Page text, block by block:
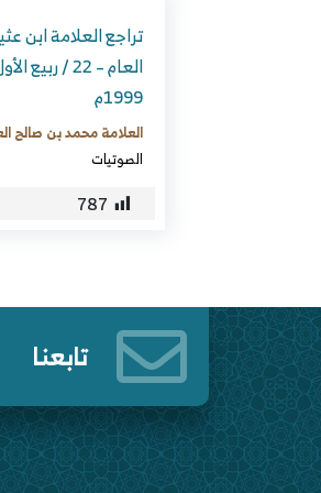
تراجع العلامة ابن
1999م
العلامة محمد بن صالح
الصوتيات
787
تابعنا